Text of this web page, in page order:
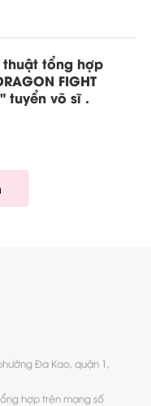
tổng hợp
FIGHT
tuyển võ sĩ .
Đa Kao, quận 1,
hợp trên mạng số